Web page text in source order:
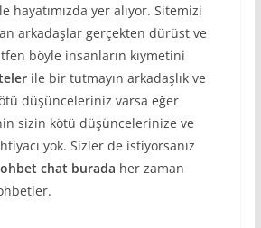
hayatımızda yer alıyor. Sitemizi
arkadaşlar gerçekten dürüst ve
böyle insanların kıymetini
ile bir tutmayın arkadaşlık ve
düşünceleriniz varsa eğer
sizin kötü düşüncelerinize ve
yok. Sizler de istiyorsanız
chat burada her zaman